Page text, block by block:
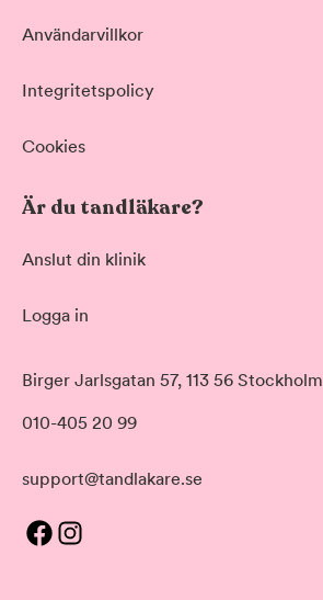
Vid värk, olyckor och akuta besvär
Grundlig kontroll av tänder och tandkött
Professionell rengöring och puts
Datum
Tid på dagen
Morgon
Förmiddag
Eftermiddag
Kväll
Efter klockan 17:00
Sorterar efter första lediga tid
Pris
Användarvillkor
Integritetspolicy
Cookies
Är du tandläkare?
Anslut din klinik
Logga in
Birger Jarlsgatan 57, 113 56 Stockholm
010-405 20 99
support@tandlakare.se